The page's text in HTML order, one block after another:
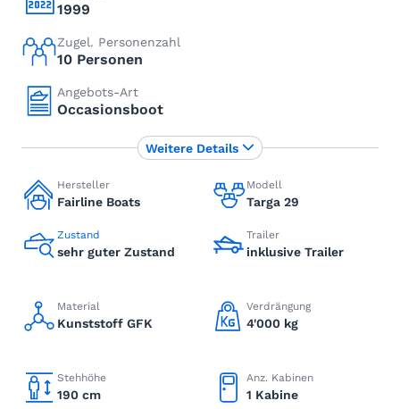
1999
Zugel. Personenzahl
10 Personen
Angebots-Art
Occasionsboot
Hersteller
Fairline Boats
Modell
Targa 29
Zustand
sehr guter Zustand
Trailer
inklusive Trailer
Material
Kunststoff GFK
Verdrängung
4'000 kg
Stehhöhe
190 cm
Anz. Kabinen
1 Kabine
Weitere Details